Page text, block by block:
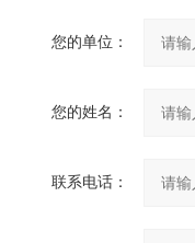
您的单位：
您的姓名：
联系电话：